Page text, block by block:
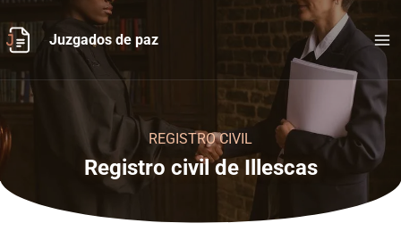
al
contenido
Juzgados de paz
REGISTRO CIVIL
Registro civil de Illescas